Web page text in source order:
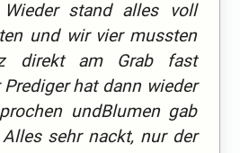
Wieder stand alles voll
und wir vier mussten
direkt am Grab fast
hat dann wieder
undBlumen gab
sehr nackt, nur der